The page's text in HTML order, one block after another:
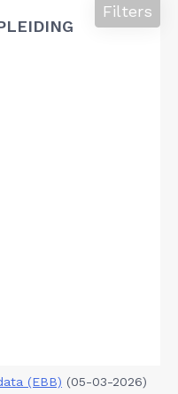
Filters
(EBB) (05-03-2026)